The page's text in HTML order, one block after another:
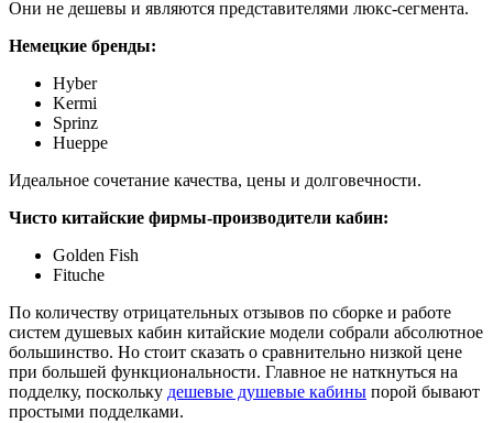
Они не дешевы и являются представителями люкс-сегмента.
Немецкие бренды:
Hyber
Kermi
Sprinz
Hueppe
Идеальное сочетание качества, цены и долговечности.
Чисто китайские фирмы-производители кабин:
Golden Fish
Fituche
По количеству отрицательных отзывов по сборке и работе
систем душевых кабин китайские модели собрали абсолютное
большинство. Но стоит сказать о сравнительно низкой цене
при большей функциональности. Главное не наткнуться на
подделку, поскольку дешевые душевые кабины порой бывают
простыми подделками.